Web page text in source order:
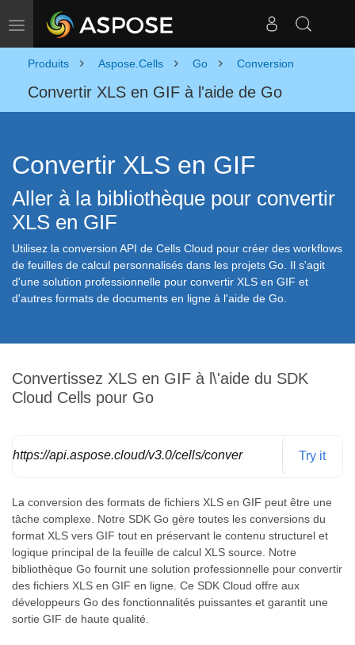
Basculer la navigation
Produits Aspose.Cells Go Conversion
Convertir XLS en GIF à l'aide de Go
Convertir XLS en GIF
Aller à la bibliothèque pour convertir
XLS en GIF
Utilisez la conversion API de Cells Cloud pour créer des workflows
de feuilles de calcul personnalisés dans les projets Go. Il s'agit
d'une solution professionnelle pour convertir XLS en GIF et
d'autres formats de documents en ligne à l'aide de Go.
Convertissez XLS en GIF à l\'aide du SDK
Cloud Cells pour Go
https://api.aspose.cloud/v3.0/cells/convert Try it
La conversion des formats de fichiers XLS en GIF peut être une
tâche complexe. Notre SDK Go gère toutes les conversions du
format XLS vers GIF tout en préservant le contenu structurel et
logique principal de la feuille de calcul XLS source. Notre
bibliothèque Go fournit une solution professionnelle pour convertir
des fichiers XLS en GIF en ligne. Ce SDK Cloud offre aux
développeurs Go des fonctionnalités puissantes et garantit une
sortie GIF de haute qualité.